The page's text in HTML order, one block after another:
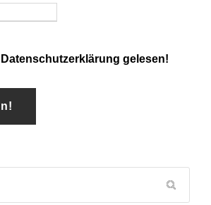
Datenschutzerklärung gelesen!